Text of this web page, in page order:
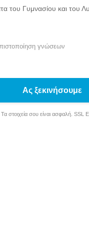
του Γυμνασίου και του
γνώσεων
Ας ξεκινήσουμε
Τα στοιχεία σου είναι ασφαλή. SSL